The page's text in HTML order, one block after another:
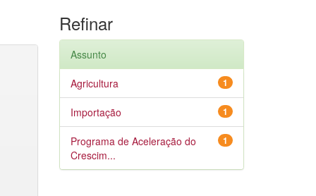
Refinar
Assunto
1
Agricultura
1
Importação
1
Programa de Aceleração do
Crescim...